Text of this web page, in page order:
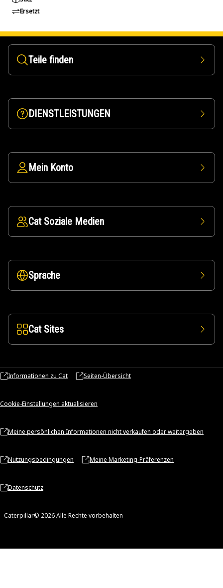
Ersetzt
Teile finden
DIENSTLEISTUNGEN
Mein Konto
Cat Soziale Medien
Sprache
Cat Sites
Informationen zu Cat Seiten-Übersicht
Cookie-Einstellungen aktualisieren
Meine persönlichen Informationen nicht verkaufen oder weitergeben
Nutzungsbedingungen Meine Marketing-Präferenzen
Datenschutz
Caterpillar© 2026 Alle Rechte vorbehalten